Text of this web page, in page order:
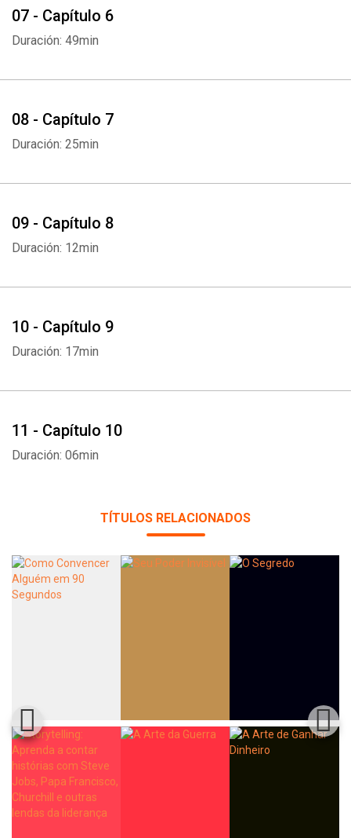
07 - Capítulo 6
Duración: 49min
08 - Capítulo 7
Duración: 25min
09 - Capítulo 8
Duración: 12min
10 - Capítulo 9
Duración: 17min
11 - Capítulo 10
Duración: 06min
TÍTULOS RELACIONADOS
Whatsapp